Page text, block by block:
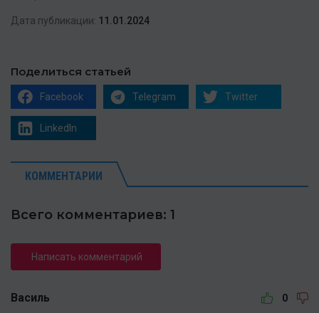
Дата публикации: 11.01.2024
Поделиться статьей
Facebook Telegram Twitter
LinkedIn
КОММЕНТАРИИ
Всего комментариев: 1
Написать комментарий
Василь 0